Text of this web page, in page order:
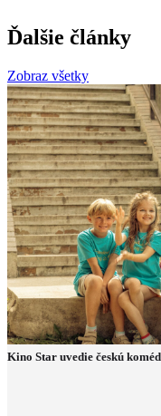
Ďalšie články
Zobraz všetky
Kino Star uvedie českú